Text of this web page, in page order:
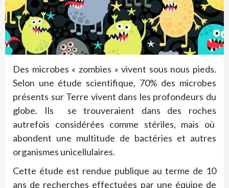
Des microbes « zombies » vivent sous nous pieds.
Selon une étude scientifique, 70% des microbes
présents sur Terre vivent dans les profondeurs du
globe. Ils se trouveraient dans des roches
autrefois considérées comme stériles, mais où
abondent une multitude de bactéries et autres
organismes unicellulaires.
Cette étude est rendue publique au terme de 10
ans de recherches effectuées par une équipe de